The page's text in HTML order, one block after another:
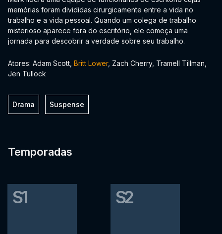
memórias foram divididas cirurgicamente entre a vida no
trabalho e a vida pessoal. Quando um colega de trabalho
misterioso aparece fora do escritório, ele começa uma
jornada para descobrir a verdade sobre seu trabalho.
Atores: Adam Scott, Britt Lower, Zach Cherry, Tramell Tillman,
Jen Tullock
Drama Suspense
Temporadas
S1 S2